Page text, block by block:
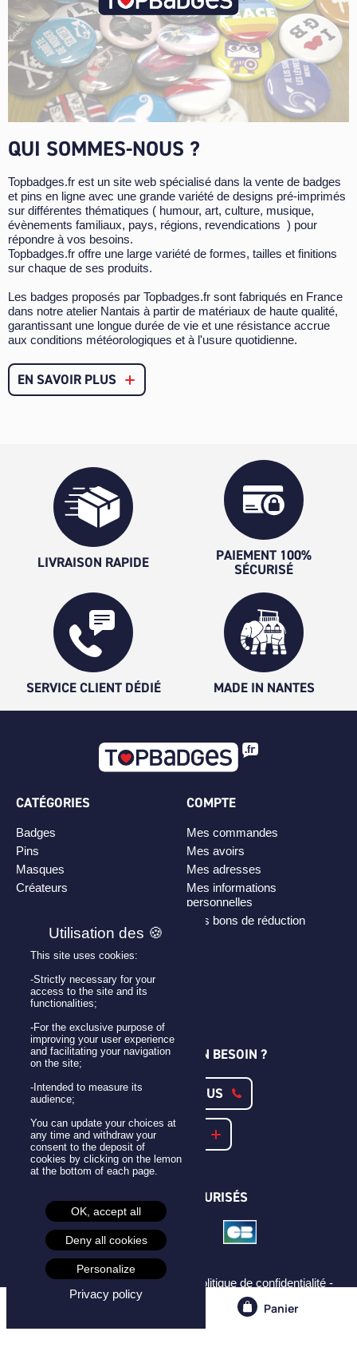
Panier
QUI SOMMES-NOUS ?
Topbadges.fr est un site web spécialisé dans la vente de badges
et pins en ligne avec une grande variété de designs pré-imprimés
sur différentes thématiques ( humour, art, culture, musique,
évènements familiaux, pays, régions, revendications ) pour
répondre à vos besoins.
Topbadges.fr offre une large variété de formes, tailles et finitions
sur chaque de ses produits.
Les badges proposés par Topbadges.fr sont fabriqués en France
dans notre atelier Nantais à partir de matériaux de haute qualité,
garantissant une longue durée de vie et une résistance accrue
aux conditions météorologiques et à l'usure quotidienne.
EN SAVOIR PLUS
LIVRAISON RAPIDE
PAIEMENT 100%
SÉCURISÉ
SERVICE CLIENT DÉDIÉ MADE IN NANTES
CATÉGORIES
Badges
Pins
Masques
Créateurs
COMPTE
Mes commandes
Mes avoirs
Mes adresses
Mes informations
personnelles
Mes bons de réduction
PLAN DE SITE
Personnaliser son badge
Qui sommes-nous ?
UNE QUESTION ? UN BESOIN ?
CONTACTEZ-NOUS
NOTRE FAQ
PAIEMENTS SÉCURISÉS
Mentions légales -CGU -CGV -
Politique de confidentialité -
Cookies -
This site uses cookies:
-Strictly necessary for your
access to the site and its
functionalities;
-For the exclusive purpose of
improving your user experience
and facilitating your navigation
on the site;
-Intended to measure its
audience;
You can update your choices at
any time and withdraw your
consent to the deposit of
cookies by clicking on the lemon
at the bottom of each page.
OK, accept all
Deny all cookies
Personalize
Privacy policy